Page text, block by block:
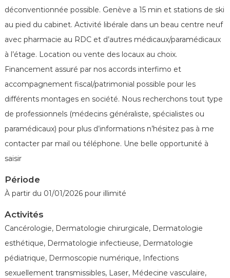
n
é
r
o
l
o
u
e
s
d
F
r
déconventionnée possible. Genève a 15 min et stations de ski
au pied du cabinet. Activité libérale dans un beau centre neuf
avec pharmacie au RDC et d’autres médicaux/paramédicaux
à l’étage. Location ou vente des locaux au choix.
Financement assuré par nos accords interfimo et
accompagnement fiscal/patrimonial possible pour les
différents montages en société. Nous recherchons tout type
de professionnels (médecins généraliste, spécialistes ou
paramédicaux) pour plus d’informations n’hésitez pas à me
contacter par mail ou téléphone. Une belle opportunité à
saisir
Période
À partir du 01/01/2026 pour illimité
Activités
Cancérologie, Dermatologie chirurgicale, Dermatologie
esthétique, Dermatologie infectieuse, Dermatologie
pédiatrique, Dermoscopie numérique, Infections
sexuellement transmissibles, Laser, Médecine vasculaire,